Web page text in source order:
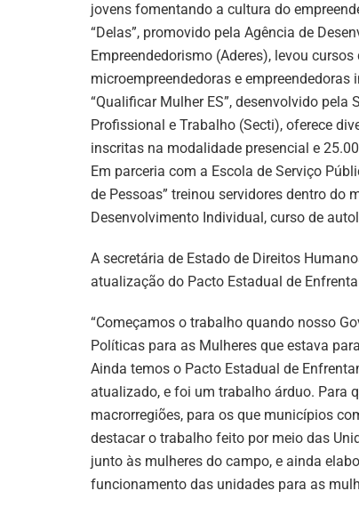
jovens fomentando a cultura do
“Delas”, promovido pela Agência de
Empreendedorismo (Aderes), levou
microempreendedoras e empreendedoras
“Qualificar Mulher ES”, desenvolvido pela
Profissional e Trabalho (Secti), oferece
inscritas na modalidade presencial e
Em parceria com a Escola de Serviço
de Pessoas” treinou servidores dentro do
Desenvolvimento Individual, curso de
A secretária de Estado de Direitos
atualização do Pacto Estadual de
“Começamos o trabalho quando nosso
Políticas para as Mulheres que estava
Ainda temos o Pacto Estadual de
atualizado, e foi um trabalho árduo. Para
macrorregiões, para os que municípios
destacar o trabalho feito por meio das
junto às mulheres do campo, e ainda
funcionamento das unidades para as